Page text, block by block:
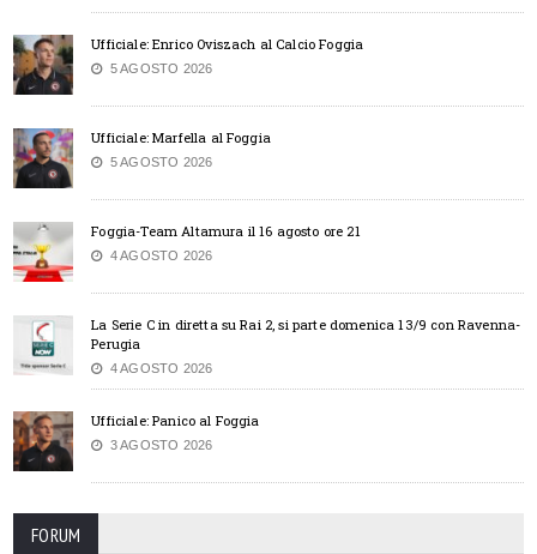
Ufficiale: Enrico Oviszach al Calcio Foggia
5 AGOSTO 2026
Ufficiale: Marfella al Foggia
5 AGOSTO 2026
Foggia-Team Altamura il 16 agosto ore 21
4 AGOSTO 2026
La Serie C in diretta su Rai 2, si parte domenica 13/9 con Ravenna-
Perugia
4 AGOSTO 2026
Ufficiale: Panico al Foggia
3 AGOSTO 2026
FORUM